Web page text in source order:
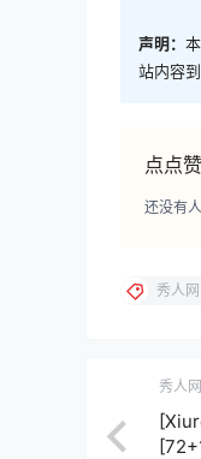
声明：
站内容
点点
还没有
秀人网
秀人网